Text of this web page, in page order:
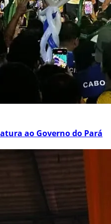
ao Governo do Pará